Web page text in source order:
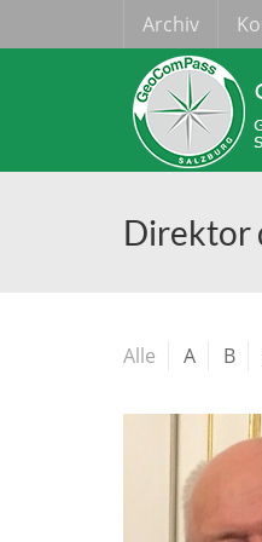
Archiv
Direktor
Alle A B